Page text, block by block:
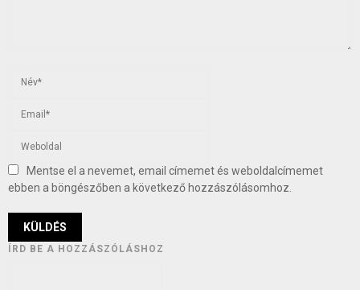
Mentse el a nevemet, email címemet és weboldalcímemet
ebben a böngészőben a következő hozzászólásomhoz.
ÍRD BE A HOZZÁSZÓLÁSHOZ